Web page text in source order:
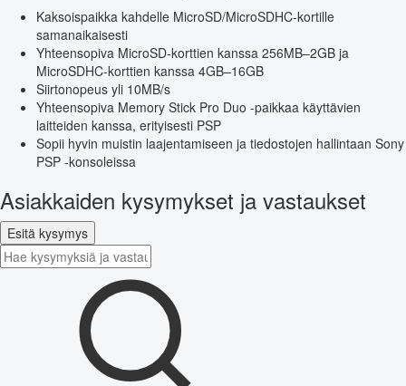
Kaksoispaikka kahdelle MicroSD/MicroSDHC-kortille
samanaikaisesti
Yhteensopiva MicroSD-korttien kanssa 256MB–2GB ja
MicroSDHC-korttien kanssa 4GB–16GB
Siirtonopeus yli 10MB/s
Yhteensopiva Memory Stick Pro Duo -paikkaa käyttävien
laitteiden kanssa, erityisesti PSP
Sopii hyvin muistin laajentamiseen ja tiedostojen hallintaan Sony
PSP -konsoleissa
Asiakkaiden kysymykset ja vastaukset
Esitä kysymys